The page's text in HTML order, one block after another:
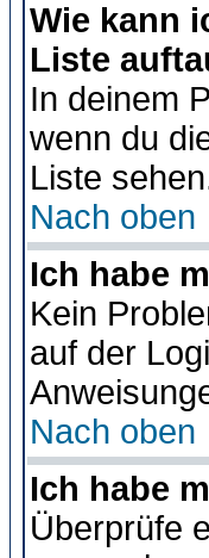
Wie kann
Liste
In deinem
wenn du
Liste
Nach oben
Ich habe
Kein
auf der
Nach oben
Ich habe
Überprüfe